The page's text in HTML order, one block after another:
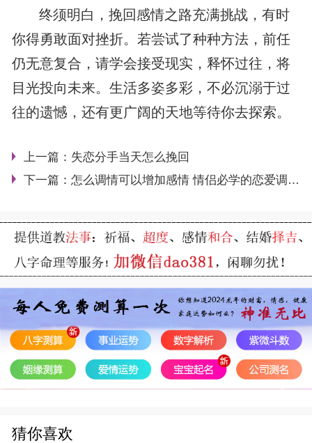
终须明白，挽回感情之路充满挑战，有时
你得勇敢面对挫折。若尝试了种种方法，前任
仍无意复合，请学会接受现实，释怀过往，将
目光投向未来。生活多姿多彩，不必沉溺于过
往的遗憾，还有更广阔的天地等待你去探索。
上一篇： 失恋分手当天怎么挽回
下一篇： 怎么调情可以增加感情 情侣必学的恋爱调情技巧
猜你喜欢